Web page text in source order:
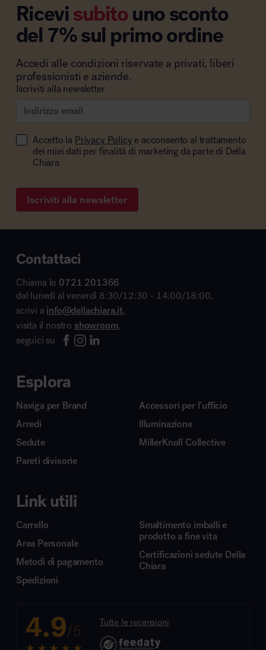
Ricevisubitouno sconto
del 7% sul primo ordine
Accedi alle condizioni riservate a privati, liberi
professionisti e aziende.
Iscriviti alla newsletter
Accetto la Privacy Policy e acconsento al trattamento
dei miei dati per finalità di marketing da parte di Della
Chiara.
Iscriviti alla newsletter
Contattaci
Chiama lo 0721 201366
dal lunedì al venerdì 8:30/12:30 - 14:00/18:00,
scrivi a info@dellachiara.it,
visita il nostro showroom,
seguici su
Esplora
Naviga per Brand
Arredi
Sedute
Pareti divisorie
Accessori per l’ufficio
Illuminazione
MillerKnoll Collective
Link utili
Carrello
Area Personale
Metodi di pagamento
Spedizioni
Smaltimento imballi e
prodotto a fine vita
Certificazioni sedute Della
Chiara
4.9/5 Tutte le recensioni